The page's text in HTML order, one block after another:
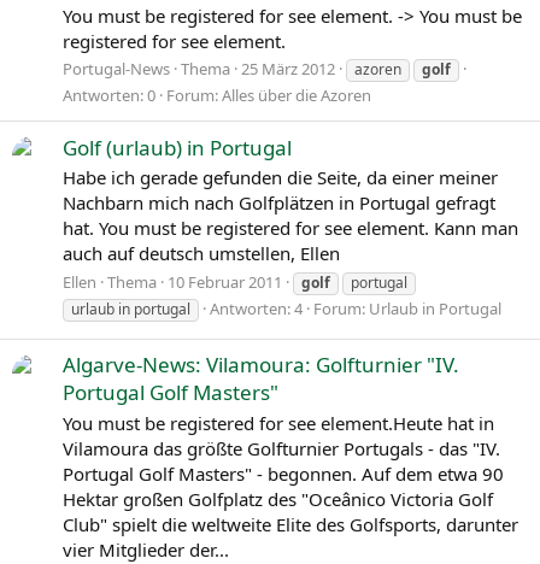
You must be registered for see element. -> You must be
registered for see element.
Portugal-News Thema 25 März 2012 azoren golf
Antworten: 0 Forum:Alles über die Azoren
Golf (urlaub) in Portugal
Habe ich gerade gefunden die Seite, da einer meiner
Nachbarn mich nach Golfplätzen in Portugal gefragt
hat. You must be registered for see element. Kann man
auch auf deutsch umstellen, Ellen
Ellen Thema 10 Februar 2011 golf
portugal
urlaub in portugal
Antworten: 4 Forum: Urlaub in Portugal
Algarve-News: Vilamoura: Golfturnier "IV.
Portugal Golf Masters"
You must be registered for see element.Heute hat in
Vilamoura das größte Golfturnier Portugals - das "IV.
Portugal Golf Masters" - begonnen. Auf dem etwa 90
Hektar großen Golfplatz des "Oceânico Victoria Golf
Club" spielt die weltweite Elite des Golfsports, darunter
vier Mitglieder der...